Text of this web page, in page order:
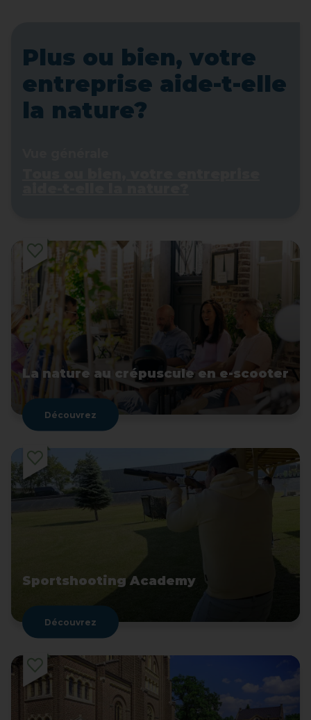
Plus ou bien, votre
entreprise aide-t-elle
la nature?
La nature au crépuscule en e-scooter
Découvrez
Sportshooting Academy
Découvrez